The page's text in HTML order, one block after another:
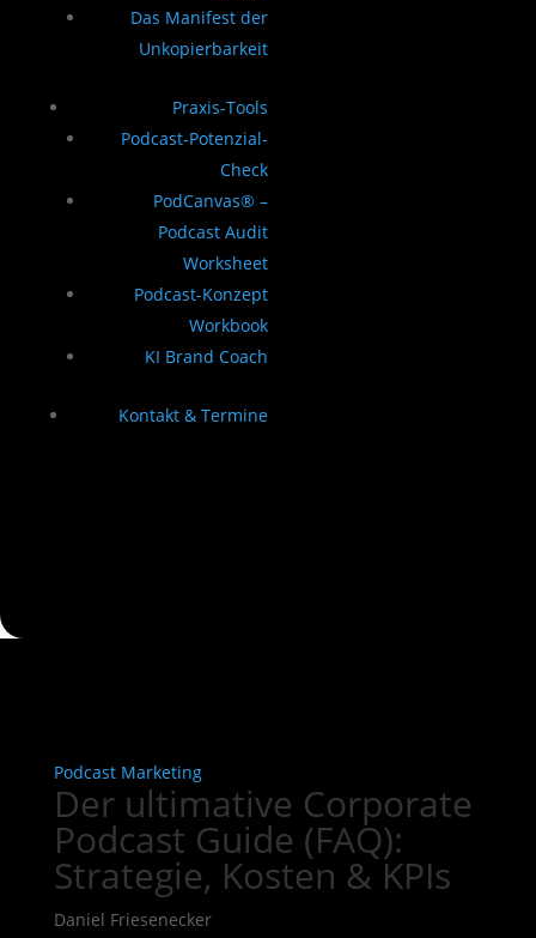
Das Manifest der
Unkopierbarkeit
Praxis-Tools
Podcast-Potenzial-
Check
PodCanvas® –
Podcast Audit
Worksheet
Podcast-Konzept
Workbook
KI Brand Coach
Kontakt & Termine
Podcast Marketing
Der ultimative Corporate
Podcast Guide (FAQ):
Strategie, Kosten & KPIs
Daniel Friesenecker